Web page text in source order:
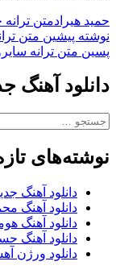
حمید هیرادمتن
ناوبری
نوشته
نوشته پیشین متن
پسین متن ترانه
دانلود آهنگ
جستجو
نوشته‌های
دانلود آهنگ
دانلود آهنگ
دانلود آهنگ
دانلود آهنگ
دانلود ورژن